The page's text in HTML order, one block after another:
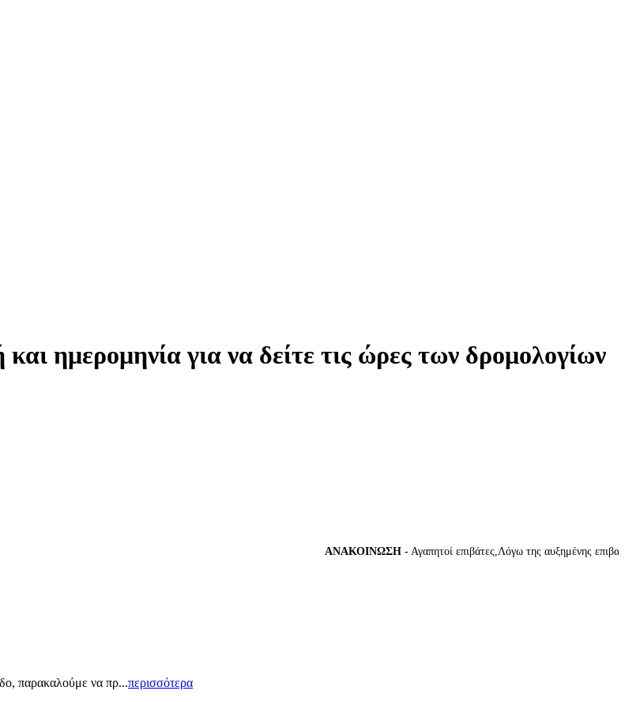
και ημερομηνία για να δείτε τις ώρες των δρομολογίων
ΑΝΑΚΟΙΝΩΣΗ- Αγαπητοί επιβάτες,Λόγω της αυξημένης
παρακαλούμε να πρ...περισσότερα